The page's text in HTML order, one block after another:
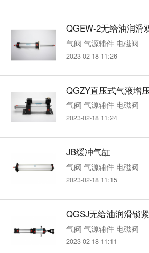
QGEW-2无给油润滑
气阀 气源辅件 电磁阀
2023-02-18 11:26
QGZY直压式气液增
气阀 气源辅件 电磁阀
2023-02-18 11:24
JB缓冲气缸
气阀 气源辅件 电磁阀
2023-02-18 11:15
QGSJ无给油润滑锁
气阀 气源辅件 电磁阀
2023-02-18 11:11